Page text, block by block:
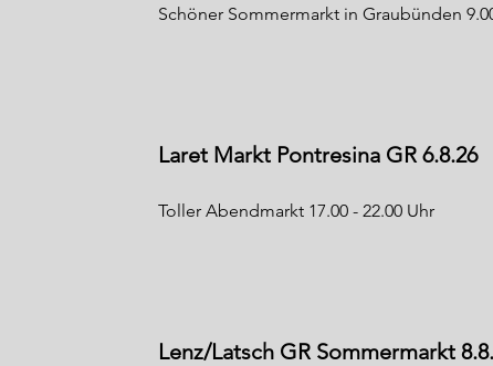
Schöner Sommermarkt in Graubünden
Laret Markt Pontresina GR 6.8.26
Toller Abendmarkt 17.00 - 22.00 Uhr
Lenz/Latsch GR Sommermarkt